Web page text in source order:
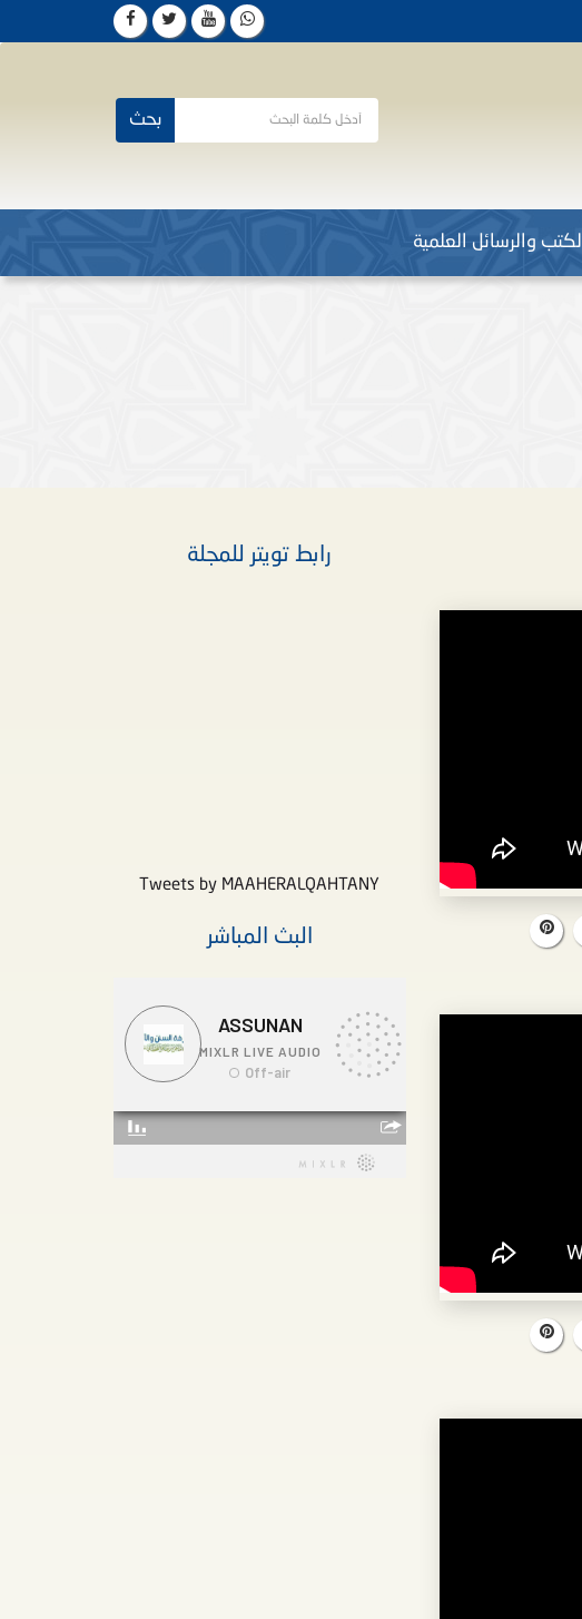
بحث
الكتب والرسائل العلمية
رابط تويتر للمجلة
Tweets by MAAHERALQAHTANY
البث المباشر